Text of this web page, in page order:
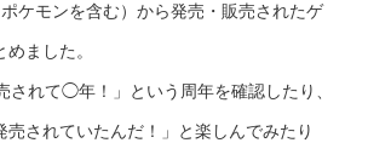
ケモンを含む）から発売・販売されたゲ
ました。
されて◯年！」という周年を確認したり、
売されていたんだ！」と楽しんでみたり